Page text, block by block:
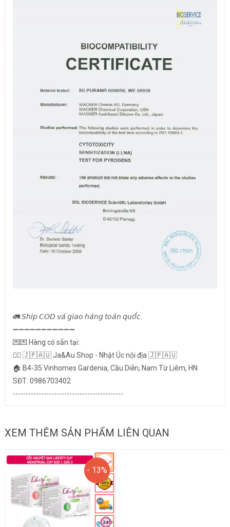
🚛 𝘚𝘩𝘪𝘱 𝘊𝘖𝘋 𝘷𝘢̀ 𝘨𝘪𝘢𝘰 𝘩𝘢̀𝘯𝘨 𝘵𝘰𝘢̀𝘯 𝘲𝘶𝘰̂́𝘤.
➖➖➖➖➖➖➖➖➖➖➖
💌💌 Hàng có sẵn tại:
👉🏻 🇯🇵🇦🇺 Ja&Au Shop - Nhật Úc nội địa 🇯🇵🇦🇺
🏠 B4-35 Vinhomes Gardenia, Cầu Diễn, Nam Từ Liêm, HN
SĐT: 0986703402
-------------------------------------------
XEM THÊM SẢN PHẨM LIÊN QUAN
- 13%
- 13%